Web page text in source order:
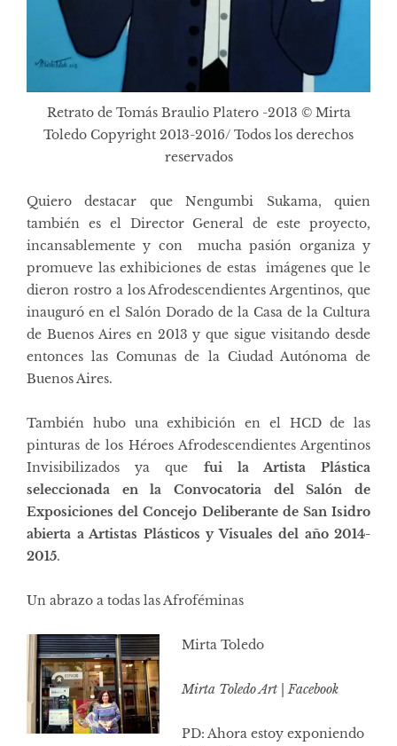
Retrato de Tomás Braulio Platero -2013 © Mirta
Toledo Copyright 2013-2016/ Todos los derechos
reservados
Quiero destacar que Nengumbi Sukama, quien
también es el Director General de este proyecto,
incansablemente y con mucha pasión organiza y
promueve las exhibiciones de estas imágenes que le
dieron rostro a los Afrodescendientes Argentinos, que
inauguró en el Salón Dorado de la Casa de la Cultura
de Buenos Aires en 2013 y que sigue visitando desde
entonces las Comunas de la Ciudad Autónoma de
Buenos Aires.
También hubo una exhibición en el HCD de las
pinturas de los Héroes Afrodescendientes Argentinos
Invisibilizados ya que fui la Artista Plástica
seleccionada en la Convocatoria del Salón de
Exposiciones del Concejo Deliberante de San Isidro
abierta a Artistas Plásticos y Visuales del año 2014-
2015.
Un abrazo a todas las Afroféminas
Mirta Toledo
Mirta Toledo Art |Facebook
PD: Ahora estoy exponiendo